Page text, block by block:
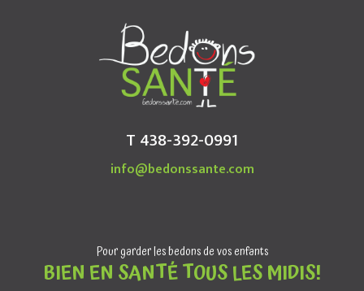
T 438-392-0991
info@bedonssante.com
Pour garder les bedons de vos enfants
BIEN EN SANTÉ TOUS LES MIDIS!